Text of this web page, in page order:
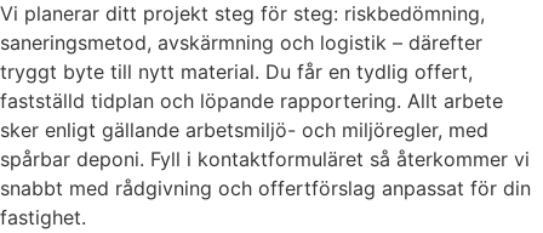
Vi planerar ditt projekt steg för steg: riskbedömning,
saneringsmetod, avskärmning och logistik – därefter
tryggt byte till nytt material. Du får en tydlig offert,
fastställd tidplan och löpande rapportering. Allt arbete
sker enligt gällande arbetsmiljö- och miljöregler, med
spårbar deponi. Fyll i kontaktformuläret så återkommer vi
snabbt med rådgivning och offertförslag anpassat för din
fastighet.